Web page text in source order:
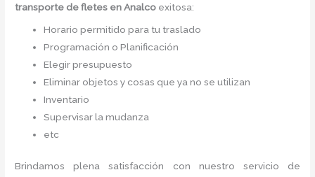
transporte de fletes en Analco exitosa:
Horario permitido para tu traslado
Programación o Planificación
Elegir presupuesto
Eliminar objetos y cosas que ya no se utilizan
Inventario
Supervisar la mudanza
etc
Brindamos plena satisfacción con nuestro servicio de